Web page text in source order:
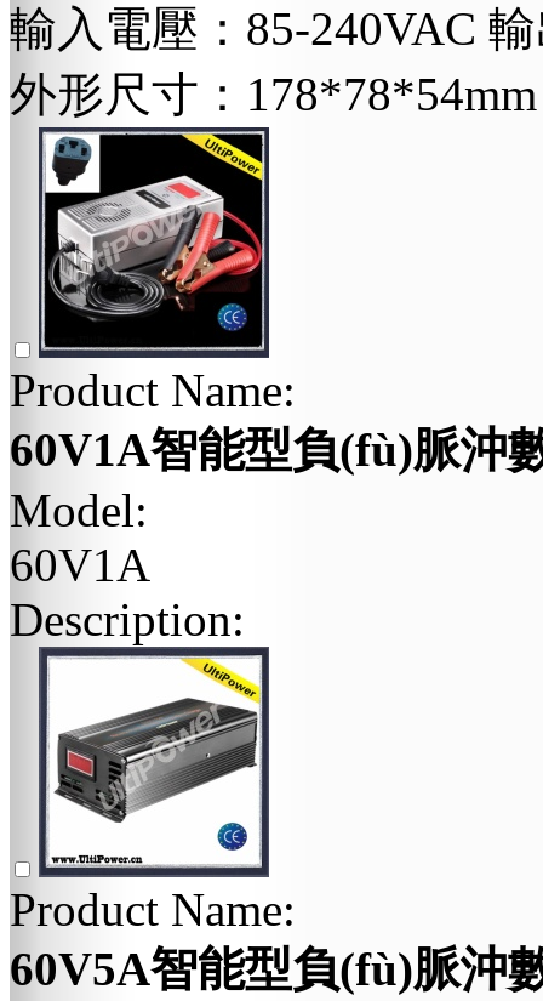
輸入電壓：85-240VAC
外形尺寸：
Product Name:
60V1A智能型負(fù)脈沖
Model:
60V1A
Description:
Product Name:
60V5A智能型負(fù)脈沖